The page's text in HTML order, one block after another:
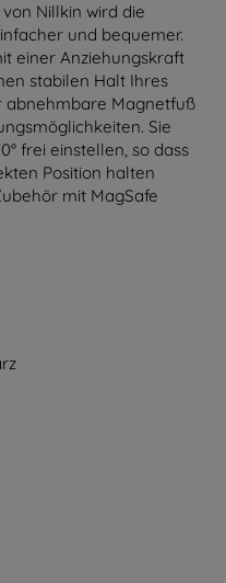
Nillkin wird die
und bequemer.
einer Anziehungskraft
stabilen Halt Ihres
abnehmbare Magnetfuß
Sie
frei einstellen, so dass
Position halten
mit MagSafe